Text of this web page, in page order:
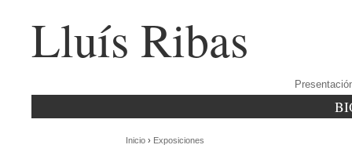
Lluís Ribas
Inicio › Exposiciones